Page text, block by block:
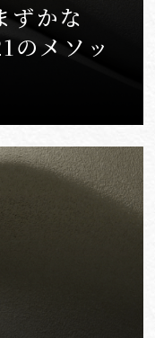
ずかな
メソッ